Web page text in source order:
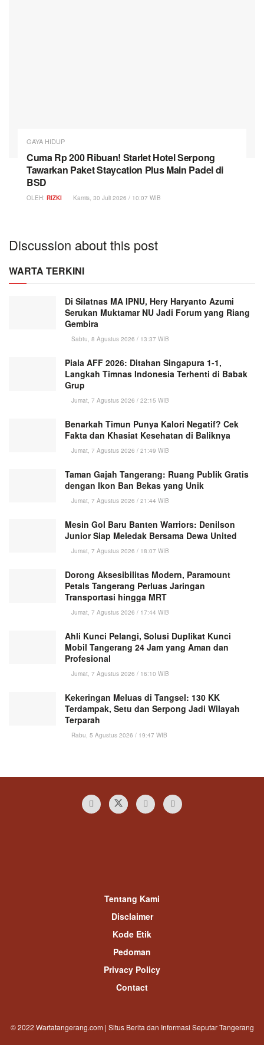
GAYA HIDUP
Cuma Rp 200 Ribuan! Starlet Hotel Serpong
Tawarkan Paket Staycation Plus Main Padel di
BSD
OLEH: RIZKI Kamis, 30 Juli 2026 / 10:07 WIB
Discussion about this post
WARTA TERKINI
Di Silatnas MA IPNU, Hery Haryanto Azumi
Serukan Muktamar NU Jadi Forum yang Riang
Gembira
Sabtu, 8 Agustus 2026 / 13:37 WIB
Piala AFF 2026: Ditahan Singapura 1-1,
Langkah Timnas Indonesia Terhenti di Babak
Grup
Jumat, 7 Agustus 2026 / 22:15 WIB
Benarkah Timun Punya Kalori Negatif? Cek
Fakta dan Khasiat Kesehatan di Baliknya
Jumat, 7 Agustus 2026 / 21:49 WIB
Taman Gajah Tangerang: Ruang Publik Gratis
dengan Ikon Ban Bekas yang Unik
Jumat, 7 Agustus 2026 / 21:44 WIB
Mesin Gol Baru Banten Warriors: Denilson
Junior Siap Meledak Bersama Dewa United
Jumat, 7 Agustus 2026 / 18:07 WIB
Dorong Aksesibilitas Modern, Paramount
Petals Tangerang Perluas Jaringan
Transportasi hingga MRT
Jumat, 7 Agustus 2026 / 17:44 WIB
Ahli Kunci Pelangi, Solusi Duplikat Kunci
Mobil Tangerang 24 Jam yang Aman dan
Profesional
Jumat, 7 Agustus 2026 / 16:10 WIB
Kekeringan Meluas di Tangsel: 130 KK
Terdampak, Setu dan Serpong Jadi Wilayah
Terparah
Rabu, 5 Agustus 2026 / 19:47 WIB
Tentang Kami
Disclaimer
Kode Etik
Pedoman
Privacy Policy
Contact
© 2022 Wartatangerang.com | Situs Berita dan Informasi Seputar Tangerang